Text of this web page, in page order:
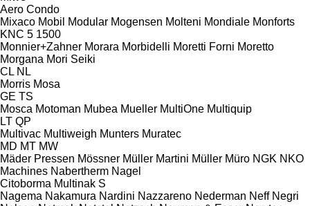
Aero Condo
Mixaco Mobil Modular Mogensen Molteni Mondiale Monforts
KNC 5 1500
Monnier+Zahner Morara Morbidelli Moretti Forni Moretto
Morgana Mori Seiki
CL NL
Morris Mosa
GE TS
Mosca Motoman Mubea Mueller MultiOne Multiquip
LT QP
Multivac Multiweigh Munters Muratec
MD MT MW
Mäder Pressen Mössner Müller Martini Müller Müro NGK NKO
Machines Nabertherm Nagel
Citoborma Multinak S
Nagema Nakamura Nardini Nazzareno Nederman Neff Negri